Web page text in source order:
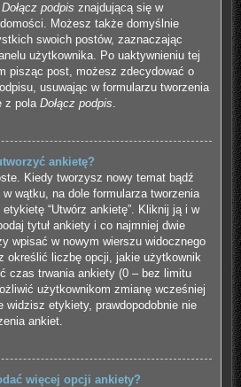
Dołącz podpis znajdującą się w
Możesz także domyślnie
swoich postów, zaznaczając
użytkownika. Po uaktywnieniu tej
pisząc post, możesz zdecydować o
usuwając w formularzu tworzenia
z pola Dołącz podpis.
ankietę?
Kiedy tworzysz nowy temat bądź
wątku, na dole formularza tworzenia
“Utwórz ankietę”. Kliknij ją i w
tytuł ankiety i co najmniej dwie
wpisać w nowym wierszu widocznego
określić liczbę opcji, jakie użytkownik
czas trwania ankiety (0 – bez limitu
użytkownikom zmianę wcześniej
widzisz etykiety, prawdopodobnie nie
ankiet.
więcej opcji ankiety?